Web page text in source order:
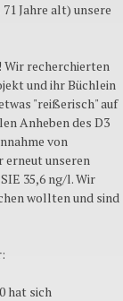
Jahre alt) unsere
Wir recherchierten
und ihr Büchlein
"reißerisch" auf
Anheben des D3
von
unseren
35,6 ng/l. Wir
wollten und sind
hat sich